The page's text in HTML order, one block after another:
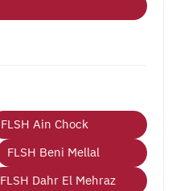
FLSH Ain Chock
FLSH Beni Mellal
FLSH Dahr El Mehraz